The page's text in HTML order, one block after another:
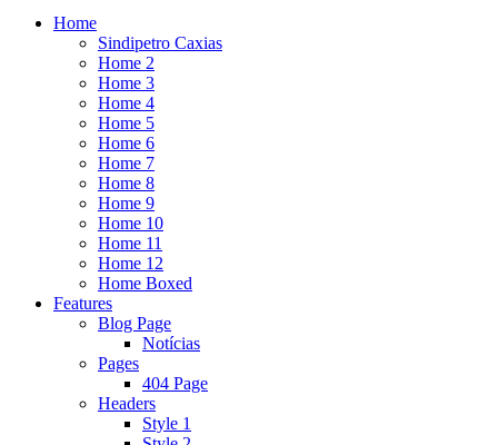
Home
Sindipetro Caxias
Home 2
Home 3
Home 4
Home 5
Home 6
Home 7
Home 8
Home 9
Home 10
Home 11
Home 12
Home Boxed
Features
Blog Page
Notícias
Pages
404 Page
Headers
Style 1